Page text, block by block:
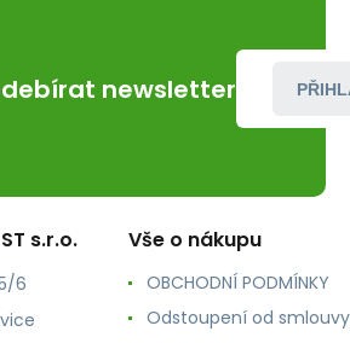
newsletter
s.r.o.
6
Vše o nákupu
OBCHODNÍ PODMÍNKY
Odstoupení od smlouvy